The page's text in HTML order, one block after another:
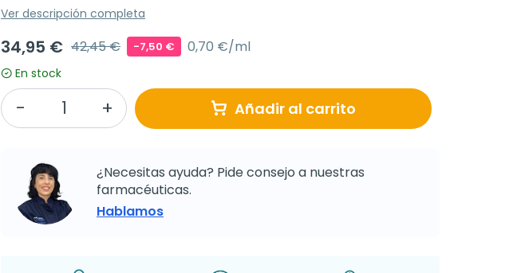
Ver descripción completa
34,95 € 42,45 € -7,50 € 0,70 €/ml
En stock
Añadir al carrito
¿Necesitas ayuda? Pide consejo a nuestras
farmacéuticas.
Hablamos